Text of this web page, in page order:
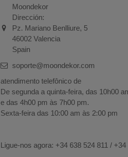
Moondekor
Dirección:
Pz. Mariano Benlliure, 5
46002 Valencia
Spain
soporte@moondekor.com
atendimento telefônico de
De segunda a quinta-feira, das 10h00
e das 4h00 pm às 7h00 pm.
Sexta-feira das 10:00 am às 2:00 pm
Ligue-nos agora: +34 638 524 811 /